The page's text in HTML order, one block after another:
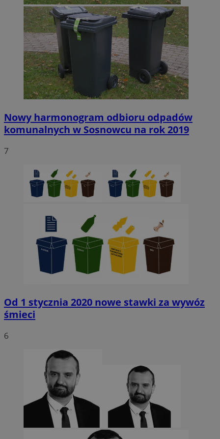
Nowy harmonogram odbioru odpadów
komunalnych w Sosnowcu na rok 2019
7
Od 1 stycznia 2020 nowe stawki za wywóz
śmieci
6